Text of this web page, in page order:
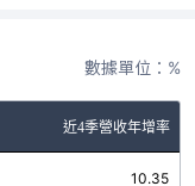
數據單位：%
近4季營收年增率
10.35